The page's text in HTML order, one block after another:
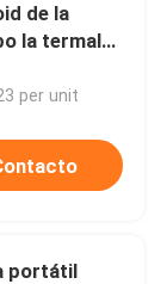
de la
la termal
per unit
portátil